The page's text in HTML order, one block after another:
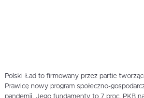
Polski Ład to firmowany przez partie
Prawicę nowy program społeczno-
pandemii. Jego fundamenty to 7 proc. PKB